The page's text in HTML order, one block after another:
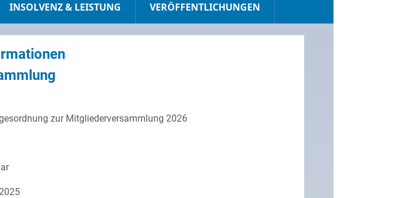
INSOLVENZ & LEISTUNG VERÖFFENTLICHUNGEN
zur Mitgliederversammlung 2026